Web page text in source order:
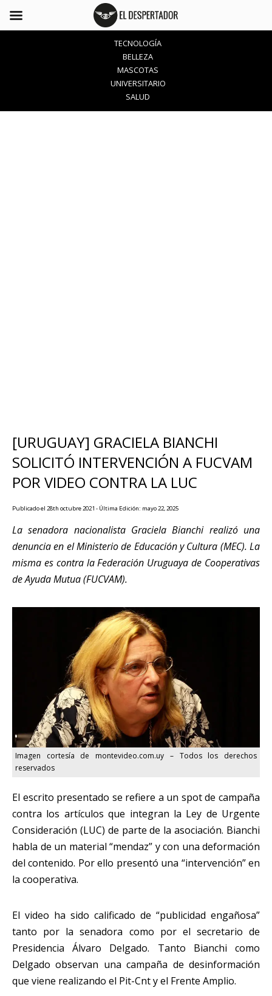
TECNOLOGÍA
BELLEZA
MASCOTAS
UNIVERSITARIO
SALUD
[URUGUAY] GRACIELA BIANCHI
SOLICITÓ INTERVENCIÓN A FUCVAM
POR VIDEO CONTRA LA LUC
Publicado el 28th octubre 2021 - Última Edición: mayo 22, 2025
La senadora nacionalista Graciela Bianchi realizó una
denuncia en el Ministerio de Educación y Cultura (MEC). La
misma es contra la Federación Uruguaya de Cooperativas
de Ayuda Mutua (FUCVAM).
Imagen cortesía de montevideo.com.uy – Todos los derechos
reservados
El escrito presentado se refiere a un spot de campaña
contra los artículos que integran la Ley de Urgente
Consideración (LUC) de parte de la asociación. Bianchi
habla de un material “mendaz” y con una deformación
del contenido. Por ello presentó una “intervención” en
la cooperativa.
El video ha sido calificado de “publicidad engañosa”
tanto por la senadora como por el secretario de
Presidencia Álvaro Delgado. Tanto Bianchi como
Delgado observan una campaña de desinformación
que viene realizando el Pit-Cnt y el Frente Amplio.